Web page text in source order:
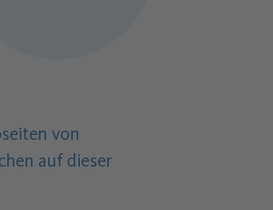
von
auf dieser